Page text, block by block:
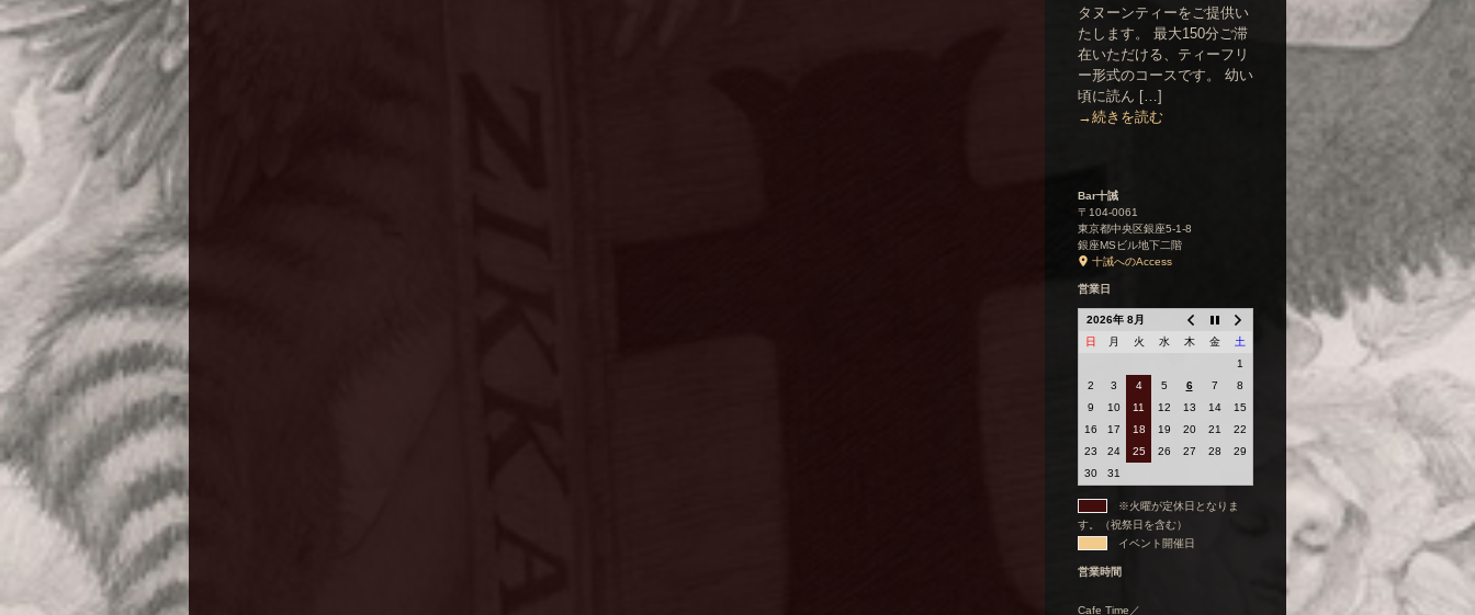
タヌーンティーをご提供い
たします。 最大150分ご滞
在いただける、ティーフリ
ー形式のコースです。 幼い
頃に読ん […]
→続きを読む
Bar十誡
〒104-0061
東京都中央区銀座5-1-8
銀座MSビル地下二階
十誡へのAccess
営業日
2026年 8月
日
月 火 水 木 金
土
1
2
3 4 5 6 7
8
9
10 11 12 13 14
15
16
17 18 19 20 21
22
23
24 25 26 27 28
29
30
31
※火曜が定休日となりま
す。（祝祭日を含む）
イベント開催日
営業時間
Cafe Time／